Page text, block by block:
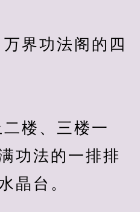
功法阁的四
楼、三楼一
功法的一排排
晶台。